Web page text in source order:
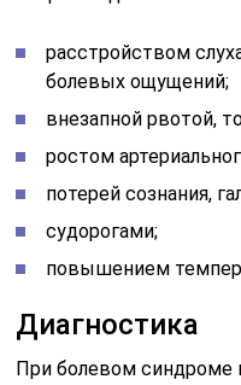
расстройством
болевых ощущений;
внезапной рвотой,
ростом
потерей сознания,
судорогами;
повышением
Диагностика
При болевом